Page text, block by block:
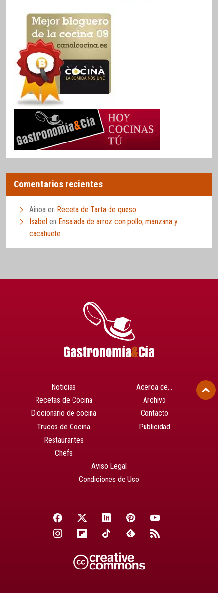
Comentarios recientes
Ainoa en Receta de Tarta de queso
Isabel en Ensalada de arroz con pollo, manzana y
cacahuete
Noticias
Recetas de Cocina
Diccionario de cocina
Trucos de Cocina
Restaurantes
Chefs
Acerca de…
Archivo
Contacto
Publicidad
Aviso Legal
Condiciones de Uso